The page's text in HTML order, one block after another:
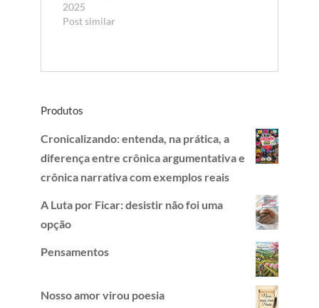
2025
Post similar
Produtos
Cronicalizando: entenda, na prática, a
diferença entre crônica argumentativa e
crônica narrativa com exemplos reais
A Luta por Ficar: desistir não foi uma
opção
Pensamentos
Nosso amor virou poesia